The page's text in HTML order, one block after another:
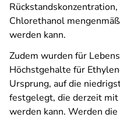
Chlorethanol
werden kann.
Zudem wurden für
Höchstgehalte für
Ursprung, auf die
festgelegt, die derzeit
werden kann. Werden